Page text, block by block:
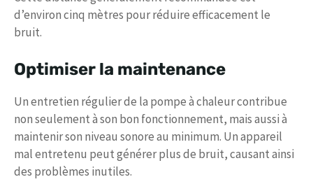
d’environ cinq mètres pour réduire efficacement le
bruit.
Optimiser la maintenance
Un entretien régulier de la pompe à chaleur contribue
non seulement à son bon fonctionnement, mais aussi à
maintenir son niveau sonore au minimum. Un appareil
mal entretenu peut générer plus de bruit, causant ainsi
des problèmes inutiles.